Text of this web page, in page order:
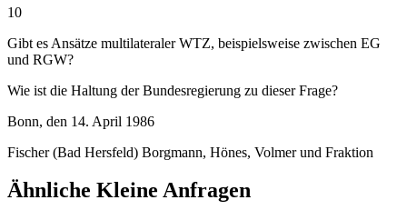
10
Gibt es Ansätze multilateraler WTZ, beispielsweise zwischen EG
und RGW?
Wie ist die Haltung der Bundesregierung zu dieser Frage?
Bonn, den 14. April 1986
Fischer (Bad Hersfeld) Borgmann, Hönes, Volmer und Fraktion
Ähnliche Kleine Anfragen